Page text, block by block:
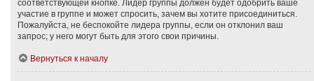
соответствующей кнопке. Лидер группы должен будет одобрить ваше
участие в группе и может спросить, зачем вы хотите присоединиться.
Пожалуйста, не беспокойте лидера группы, если он отклонил ваш
запрос; у него могут быть для этого свои причины.
Вернуться к началу